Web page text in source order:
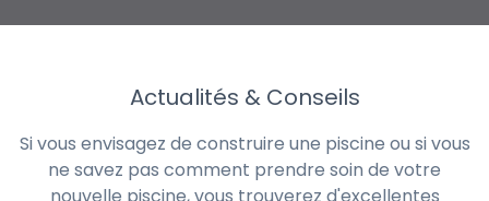
Actualités & Conseils
Si vous envisagez de construire une piscine ou si vous
ne savez pas comment prendre soin de votre